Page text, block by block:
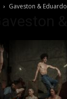
Gaveston & Eduardo